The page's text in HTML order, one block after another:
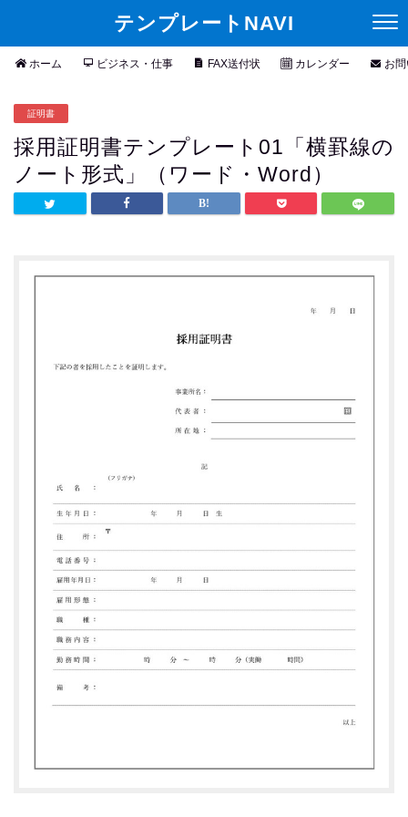
テンプレートNAVI
ホーム ビジネス・仕事 FAX送付状 カレンダー お
証明書
採用証明書テンプレート01「横罫線の
ノート形式」（ワード・Word）